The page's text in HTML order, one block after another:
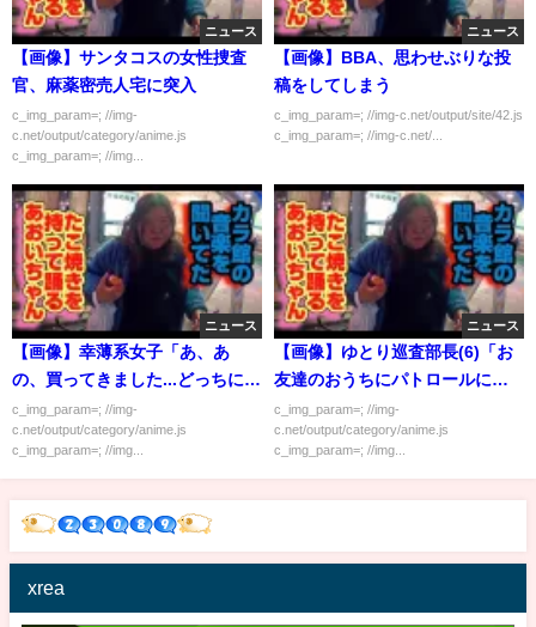
ニュース
【画像】サンタコスの女性捜査
官、麻薬密売人宅に突入
c_img_param=; //img-
c.net/output/category/anime.js
c_img_param=; //img...
ニュース
【画像】BBA、思わせぶりな投
稿をしてしまう
c_img_param=; //img-c.net/output/site/42.js
c_img_param=; //img-c.net/...
ニュース
【画像】幸薄系女子「あ、あ
の、買ってきました...どっちにし
ますか...？」
c_img_param=; //img-
c.net/output/category/anime.js
c_img_param=; //img...
ニュース
【画像】ゆとり巡査部長(6)「お
友達のおうちにパトロールに行
ってきます♡」
c_img_param=; //img-
c.net/output/category/anime.js
c_img_param=; //img...
xrea